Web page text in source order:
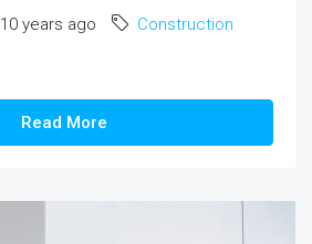
10 years ago
Construction
Read More